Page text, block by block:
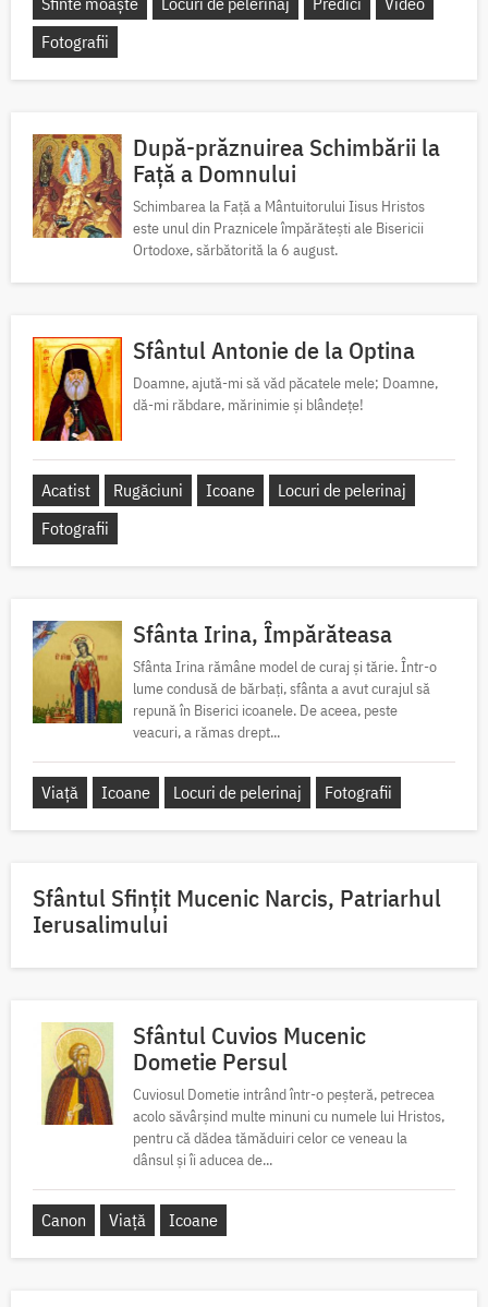
Fotografii
După-prăznuirea Schimbării la
Față a Domnului
Schimbarea la Față a Mântuitorului Iisus Hristos
este unul din Praznicele împărătești ale Bisericii
Ortodoxe, sărbătorită la 6 august.
Sfântul Antonie de la Optina
Doamne, ajută-mi să văd păcatele mele; Doamne,
dă-mi răbdare, mărinimie şi blândeţe!
Acatist Rugăciuni Icoane
Locuri de pelerinaj
Fotografii
Sfânta Irina, Împărăteasa
Sfânta Irina rămâne model de curaj și tărie. Într-o
lume condusă de bărbați, sfânta a avut curajul să
repună în Biserici icoanele. De aceea, peste
veacuri, a rămas drept...
Viață Icoane Locuri de pelerinaj Fotografii
Sfântul Sfinţit Mucenic Narcis, Patriarhul
Ierusalimului
Sfântul Cuvios Mucenic
Dometie Persul
Cuviosul Dometie intrând într-o peșteră, petrecea
acolo săvârșind multe minuni cu numele lui Hristos,
pentru că dădea tămăduiri celor ce veneau la
dânsul și îi aducea de...
Canon Viață Icoane